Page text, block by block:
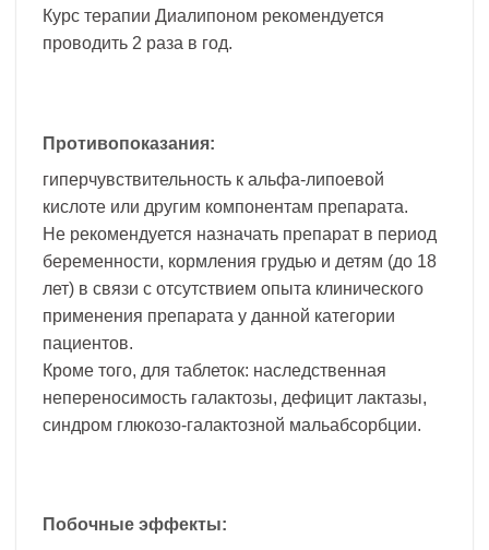
Курс терапии Диалипоном рекомендуется
проводить 2 раза в год.
Противопоказания:
гиперчувствительность к альфа-липоевой
кислоте или другим компонентам препарата.
Не рекомендуется назначать препарат в период
беременности, кормления грудью и детям (до 18
лет) в связи с отсутствием опыта клинического
применения препарата у данной категории
пациентов.
Кроме того, для таблеток: наследственная
непереносимость галактозы, дефицит лактазы,
синдром глюкозо-галактозной мальабсорбции.
Побочные эффекты: